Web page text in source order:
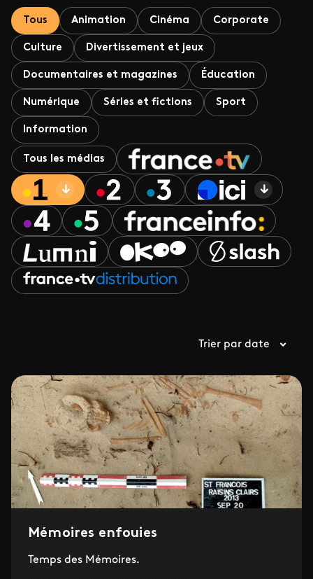
Tous Animation Cinéma Corporate
Culture Divertissement et jeux
Documentaires et magazines Éducation
Numérique Séries et fictions Sport
Information
Tous les médias
Trier par date
Mémoires enfouies
Temps des Mémoires.